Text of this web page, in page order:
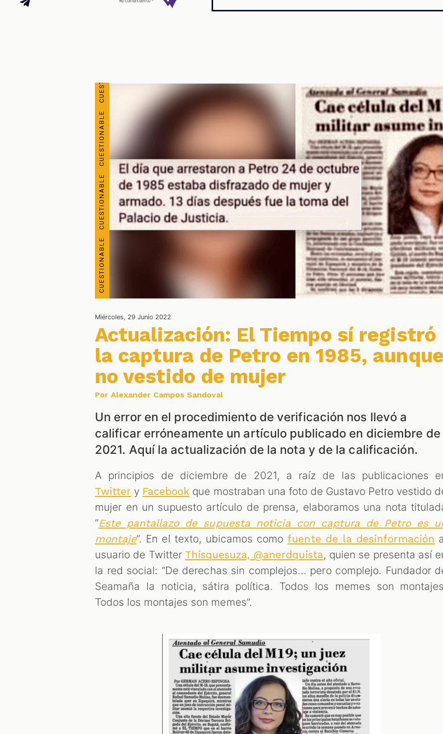
Miércoles, 29 Junio 2022
Actualización: El Tiempo sí registró
la captura de Petro en 1985, aunque
no vestido de mujer
Por Alexander Campos Sandoval
Un error en el procedimiento de verificación nos llevó a
calificar erróneamente un artículo publicado en diciembre de
2021. Aquí la actualización de la nota y de la calificación.
A principios de diciembre de 2021, a raíz de las publicaciones
Twitter y Facebook que mostraban una foto de Gustavo Petro vestido
mujer en un supuesto artículo de prensa, elaboramos una nota
“Este pantallazo de supuesta noticia con captura de Petro es
montaje”. En el texto, ubicamos como fuente de la desinformación
usuario de Twitter Thisquesuza, @anerdquista, quien se presenta así
la red social: “De derechas sin complejos... pero complejo. Fundador
Seamaña la noticia, sátira política. Todos los memes son
Todos los montajes son memes”.